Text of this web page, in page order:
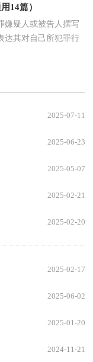
14篇）
嫌疑人或被告人撰写
达其对自己所犯罪行
2025-07-11
2025-06-23
2025-05-07
2025-02-21
2025-02-20
2025-02-17
2025-06-02
2025-01-20
2024-11-21